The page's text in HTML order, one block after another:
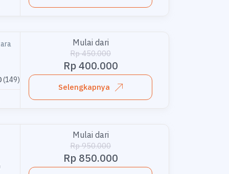
(149)
Mulai dari
Rp 450.000
Rp 400.000
Selengkapnya
Mulai dari
Rp 950.000
Rp 850.000